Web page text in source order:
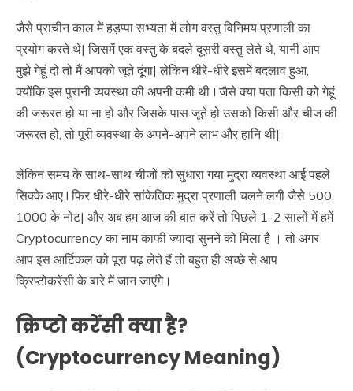
जैसे प्राचीन काल में हड़प्पा सभ्यता में लोग वस्तु विनिमय प्रणाली का
प्रयोग करते थे| जिसमें एक वस्तु के बदले दूसरी वस्तु लेते थे, यानी आप
मुझे गेहूं दो तो मैं आपको जूते दूंगा| लेकिन धीरे-धीरे इसमें बदलाव हुआ,
क्योंकि इस पुरानी व्यवस्था की अपनी कमी थी I जैसे क्या पता किसी को गेहूं
की जरूरत हो या ना हो और जिसके पास जूते हो उसको किसी और चीज की
जरूरत हो, तो पूरी व्यवस्था के अपने-अपने लाभ और हानि थी|
लेकिन समय के साथ-साथ चीजों को सुधारा गया मुद्रा व्यवस्था आई पहले
सिक्के आए l फिर धीरे-धीरे सांकेतिक मुद्रा प्रणाली चलने लगी जैसे 500,
1000 के नोट| और अब हम आज की बात करें तो पिछले 1-2 सालों में हमें
Cryptocurrency का नाम काफी ज्यादा सुनने को मिला है । तो अगर
आप इस आर्टिकल को पूरा पढ़ लेते हैं तो बहुत ही अच्छे से आप
क्रिप्टोकरेंसी के बारे में जान जाएंगे।
क्रिप्टो करेंसी क्या है?
(Cryptocurrency Meaning)